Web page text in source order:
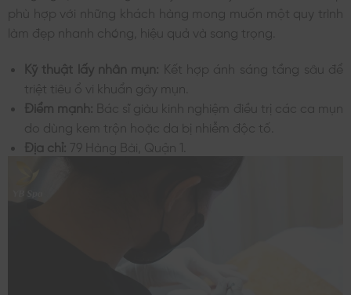
phù hợp với những khách hàng mong muốn một quy trình
làm đẹp nhanh chóng, hiệu quả và sang trọng.
Kỹ thuật lấy nhân mụn: Kết hợp ánh sáng tầng sâu để
triệt tiêu ổ vi khuẩn gây mụn.
Điểm mạnh: Bác sĩ giàu kinh nghiệm điều trị các ca mụn
do dùng kem trộn hoặc da bị nhiễm độc tố.
Địa chỉ: 79 Hàng Bài, Quận 1.